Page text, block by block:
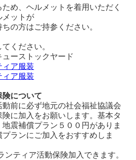
め、ヘルメットを着用いただく
メットが
の方はご持参ください。
ください。
ーストックヤード
ィア服装
ィア服装
険について
前に必ず地元の社会福祉協議会
に加入をお願いします。基本タ
震補償プラン５００円がありま
ランにご加入をおすすめしま
ンティア活動保険加入できます。